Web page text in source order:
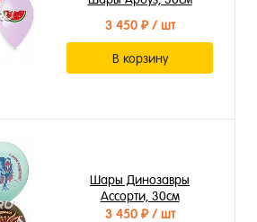
3 450 ₽/ шт
В корзину
Шары Динозавры
Ассорти, 30см
3 450 ₽/ шт